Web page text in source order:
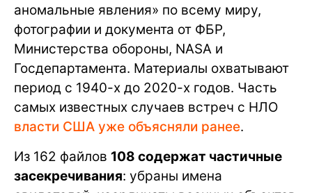
аномальные явления» по всему миру,
фотографии и документа от ФБР,
Министерства обороны, NASA и
Госдепартамента. Материалы охватывают
период с 1940-х до 2020-х годов. Часть
самых известных случаев встреч с НЛО
власти США уже объясняли ранее.
Из 162 файлов 108 содержат частичные
засекречивания: убраны имена